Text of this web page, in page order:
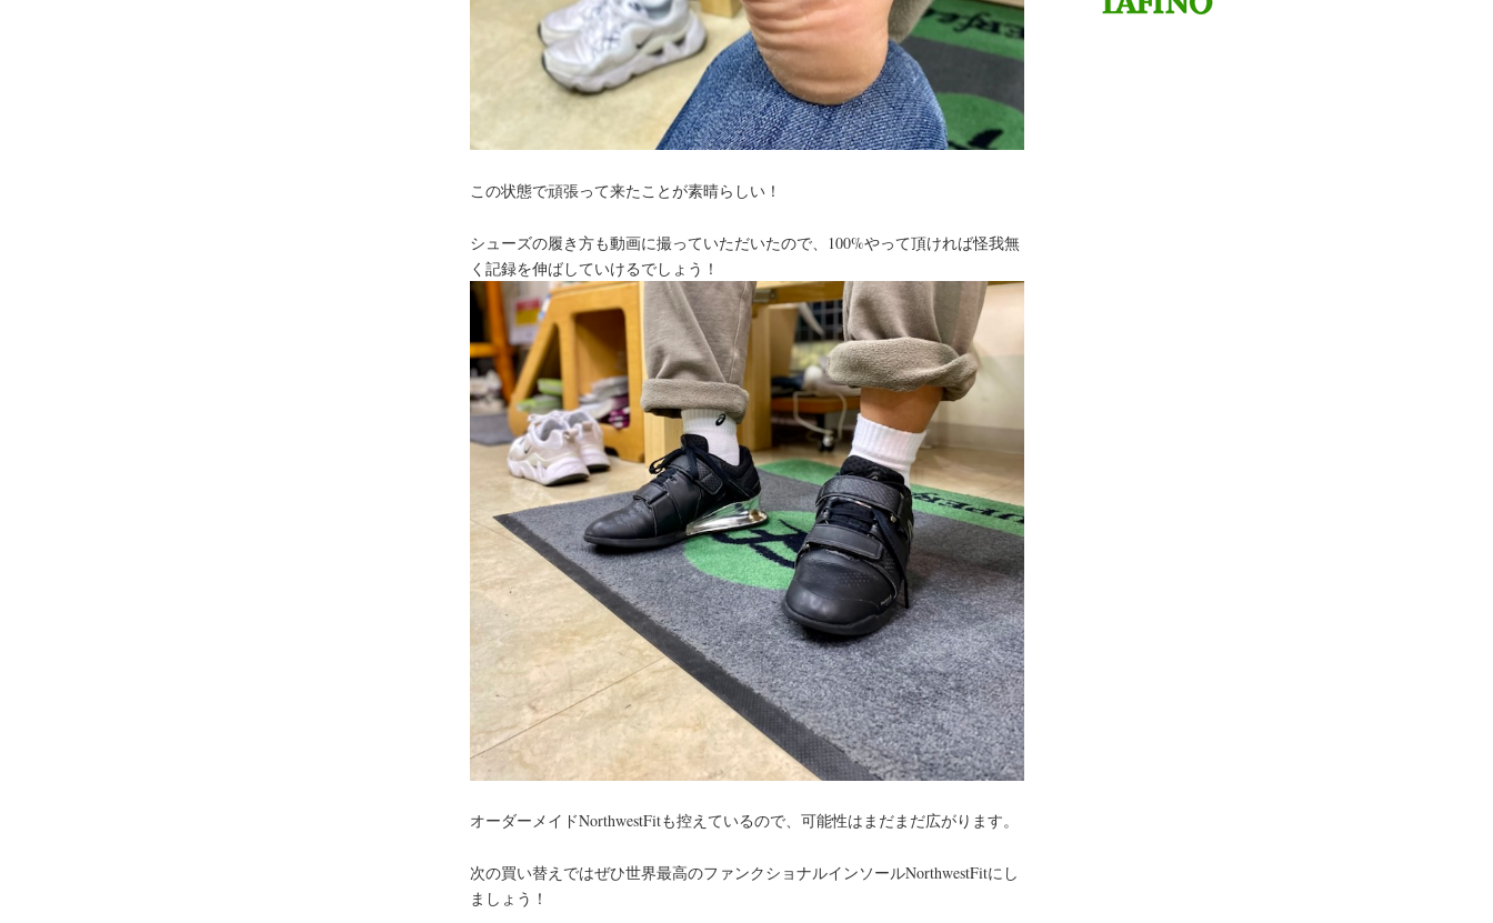
この状態で頑張って来たことが素晴らしい！
シューズの履き方も動画に撮っていただいたので、100%やって頂ければ怪我無
く記録を伸ばしていけるでしょう！
オーダーメイドNorthwestFitも控えているので、可能性はまだまだ広がります。
次の買い替えではぜひ世界最高のファンクショナルインソールNorthwestFitにし
ましょう！